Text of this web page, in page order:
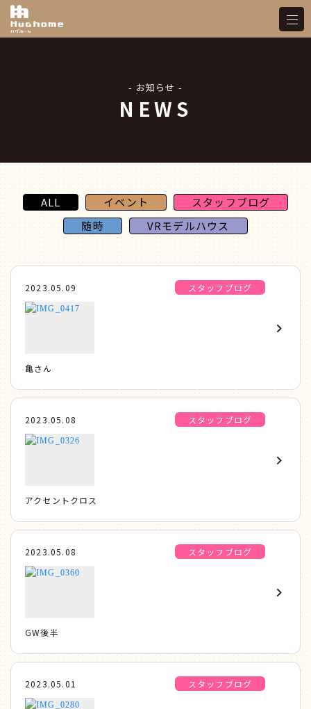
- お知らせ -
NEWS
ALL イベント
スタッフブログ
随時
VRモデルハウス
2023.05.09 スタッフブログ
亀さん
2023.05.08 スタッフブログ
アクセントクロス
2023.05.08 スタッフブログ
GW後半
2023.05.01 スタッフブログ